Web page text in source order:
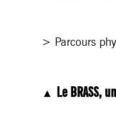
> Parcours
▲ Le BRASS,